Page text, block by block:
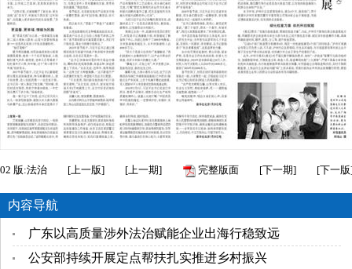
02 版:法治 [上一版] [上一期] 完整版面 [下一期] [下一版
内容导航
广东以高质量涉外法治赋能企业出海行稳致远
公安部持续开展定点帮扶扎实推进乡村振兴